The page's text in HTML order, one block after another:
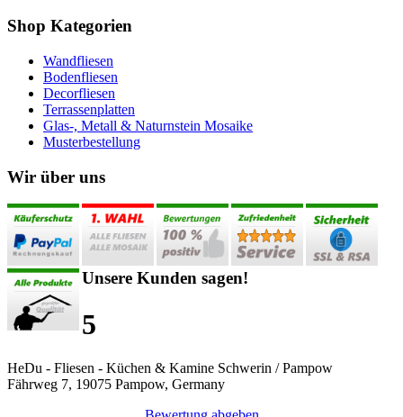
Shop Kategorien
Wandfliesen
Bodenfliesen
Decorfliesen
Terrassenplatten
Glas-, Metall & Naturnstein Mosaike
Musterbestellung
Wir über uns
Unsere Kunden sagen!
5
HeDu - Fliesen - Küchen & Kamine Schwerin / Pampow
Fährweg 7, 19075 Pampow, Germany